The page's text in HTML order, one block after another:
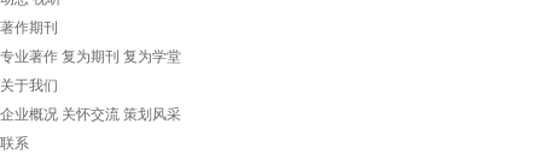
著作期刊
专业著作 复为期刊 复为学堂
关于我们
企业概况 关怀交流 策划风采
联系